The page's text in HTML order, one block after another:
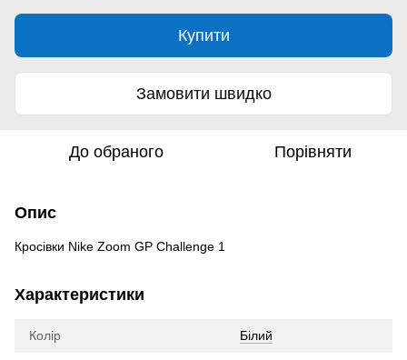
Купити
Замовити швидко
До обраного Порівняти
Опис
Кросівки Nike Zoom GP Challenge 1
Характеристики
Колір Білий